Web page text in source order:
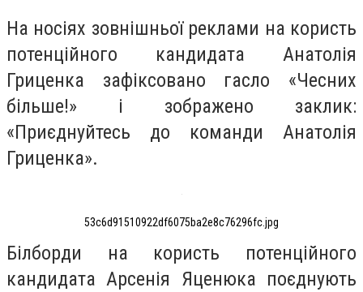
На носіях зовнішньої реклами на користь
потенційного кандидата Анатолія
Гриценка зафіксовано гасло «Чесних
більше!» і зображено заклик:
«Приєднуйтесь до команди Анатолія
Гриценка».
53c6d91510922df6075ba2e8c76296fc.jpg
Білборди на користь потенційного
кандидата Арсенія Яценюка поєднують